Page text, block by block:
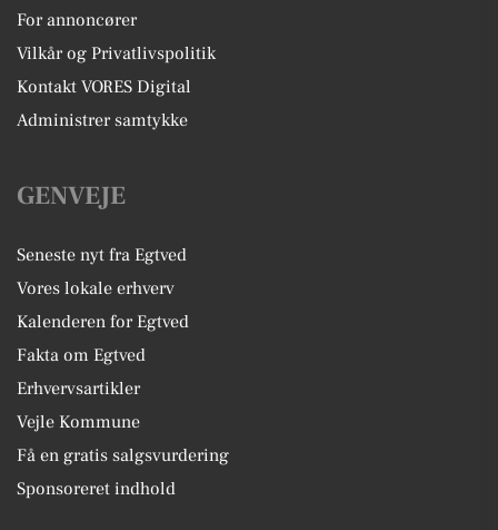
For annoncører
Vilkår og Privatlivspolitik
Kontakt VORES Digital
Administrer samtykke
GENVEJE
Seneste nyt fra Egtved
Vores lokale erhverv
Kalenderen for Egtved
Fakta om Egtved
Erhvervsartikler
Vejle Kommune
Få en gratis salgsvurdering
Sponsoreret indhold